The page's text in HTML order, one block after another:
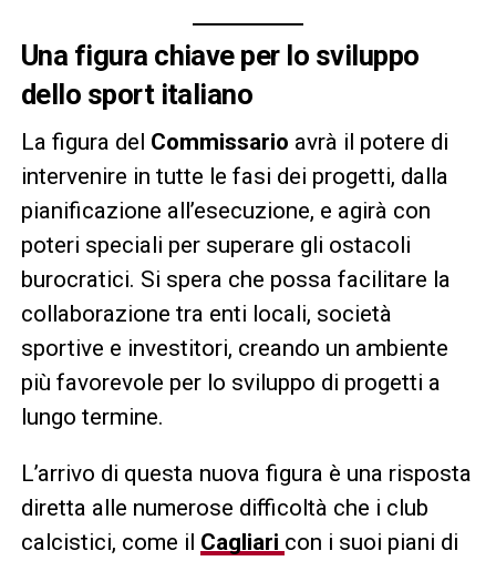
Una figura chiave per lo sviluppo
dello sport italiano
La figura del Commissario avrà il potere di
intervenire in tutte le fasi dei progetti, dalla
pianificazione all’esecuzione, e agirà con
poteri speciali per superare gli ostacoli
burocratici. Si spera che possa facilitare la
collaborazione tra enti locali, società
sportive e investitori, creando un ambiente
più favorevole per lo sviluppo di progetti a
lungo termine.
L’arrivo di questa nuova figura è una risposta
diretta alle numerose difficoltà che i club
calcistici, come il Cagliari con i suoi piani di